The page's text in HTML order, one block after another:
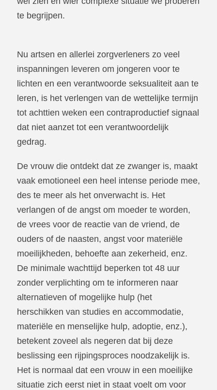
te begrijpen.
Nu artsen en allerlei zorgverleners zo veel
inspanningen leveren om jongeren voor te
lichten en een verantwoorde seksualiteit aan te
leren, is het verlengen van de wettelijke termijn
tot achttien weken een contraproductief signaal
dat niet aanzet tot een verantwoordelijk
gedrag.
De vrouw die ontdekt dat ze zwanger is, maakt
vaak emotioneel een heel intense periode mee,
des te meer als het onverwacht is. Het
verlangen of de angst om moeder te worden,
de vrees voor de reactie van de vriend, de
ouders of de naasten, angst voor materiële
moeilijkheden, behoefte aan zekerheid, enz.
De minimale wachttijd beperken tot 48 uur
zonder verplichting om te informeren naar
alternatieven of mogelijke hulp (het
herschikken van studies en accommodatie,
materiële en menselijke hulp, adoptie, enz.),
betekent zoveel als negeren dat bij deze
beslissing een rijpingsproces noodzakelijk is.
Het is normaal dat een vrouw in een moeilijke
situatie zich eerst niet in staat voelt om voor